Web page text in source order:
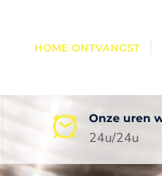
HOME ONTVANGST
Onze uren
24u/24u